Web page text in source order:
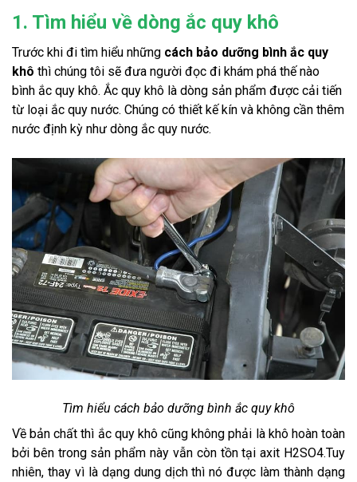
1. Tìm hiểu về dòng ắc quy khô
Trước khi đi tìm hiểu những cách bảo dưỡng bình ắc quy
khô thì chúng tôi sẽ đưa người đọc đi khám phá thế nào
bình ắc quy khô. Ắc quy khô là dòng sản phẩm được cải tiến
từ loại ắc quy nước. Chúng có thiết kế kín và không cần thêm
nước định kỳ như dòng ắc quy nước.
Tìm hiểu cách bảo dưỡng bình ắc quy khô
Về bản chất thì ắc quy khô cũng không phải là khô hoàn toàn
bởi bên trong sản phẩm này vẫn còn tồn tại axit H2SO4.Tuy
nhiên, thay vì là dạng dung dịch thì nó được làm thành dạng